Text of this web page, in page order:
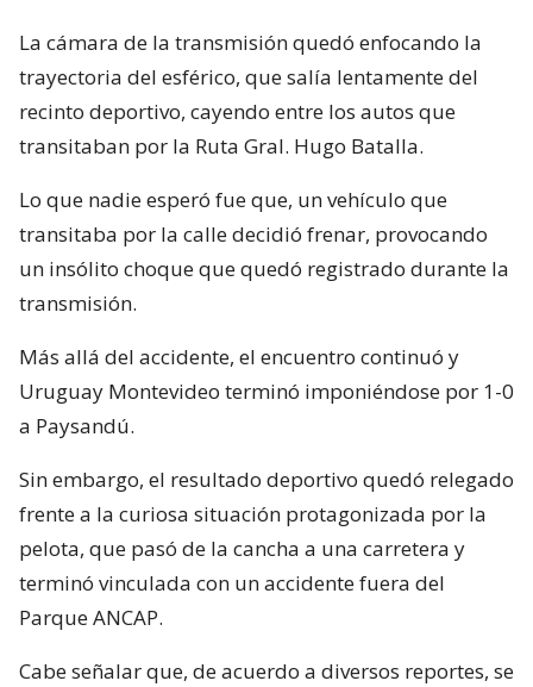
La cámara de la transmisión quedó enfocando la
trayectoria del esférico, que salía lentamente del
recinto deportivo, cayendo entre los autos que
transitaban por la Ruta Gral. Hugo Batalla.
Lo que nadie esperó fue que, un vehículo que
transitaba por la calle decidió frenar, provocando
un insólito choque que quedó registrado durante la
transmisión.
Más allá del accidente, el encuentro continuó y
Uruguay Montevideo terminó imponiéndose por 1-0
a Paysandú.
Sin embargo, el resultado deportivo quedó relegado
frente a la curiosa situación protagonizada por la
pelota, que pasó de la cancha a una carretera y
terminó vinculada con un accidente fuera del
Parque ANCAP.
Cabe señalar que, de acuerdo a diversos reportes, se